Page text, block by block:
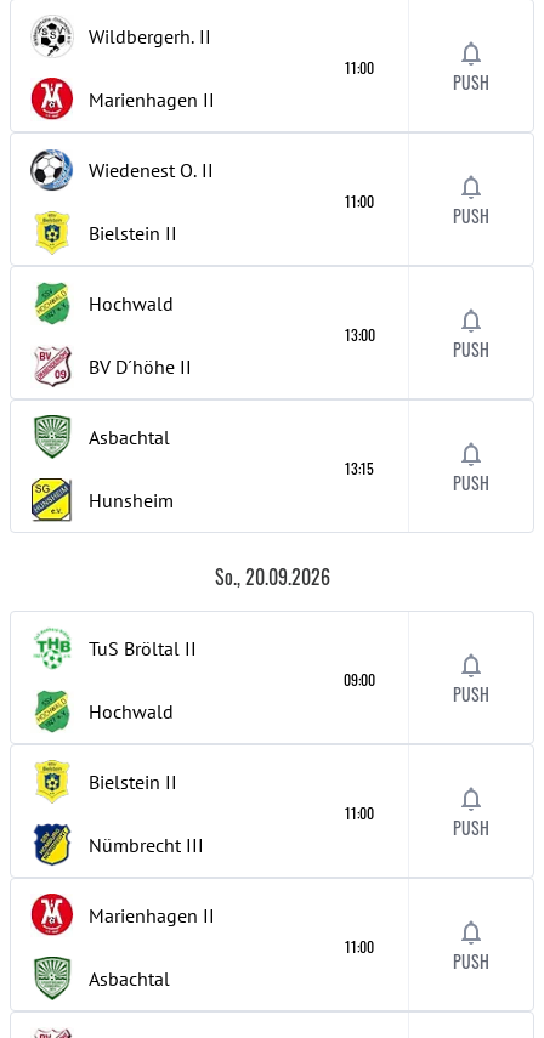
Wildbergerh. II
Marienhagen II
11:00
PUSH
Wiedenest O. II
Bielstein II
11:00
PUSH
Hochwald
BV D´höhe II
13:00
PUSH
Asbachtal
Hunsheim
13:15
PUSH
So., 20.09.2026
TuS Bröltal II
Hochwald
09:00
PUSH
Bielstein II
Nümbrecht III
11:00
PUSH
Marienhagen II
Asbachtal
11:00
PUSH